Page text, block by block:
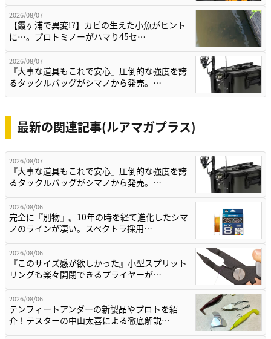
2026/08/07
【霞ヶ浦で異変!?】カビの生えた小魚がヒント
に…。プロトミノーがハマり45セ…
2026/08/07
『大事な道具もこれで安心』圧倒的な強度を誇
るタックルバッグがシマノから発売。…
最新の関連記事(ルアマガプラス)
2026/08/07
『大事な道具もこれで安心』圧倒的な強度を誇
るタックルバッグがシマノから発売。…
2026/08/06
完全に『別物』。10年の時を経て進化したシマ
ノのラインが凄い。スペクトラ採用…
2026/08/06
『このサイズ感が欲しかった』小型スプリット
リングも楽々開閉できるプライヤーが…
2026/08/06
テンフィートアンダーの新製品やプロトを紹
介！テスターの中山太喜による徹底解説…